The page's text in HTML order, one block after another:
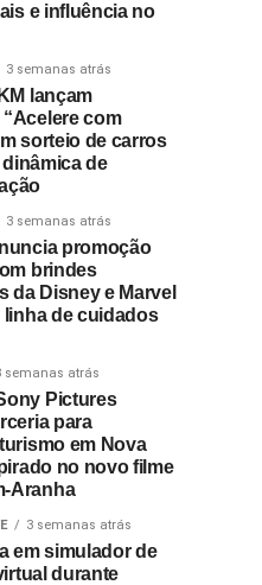
e influência no
3 semanas atrás
lançam
com
sorteio de carros
de
3 semanas atrás
promoção
brindes
da Disney e Marvel
linha de cuidados
semanas atrás
Pictures
para
em Nova
no novo filme
Aranha
3 semanas atrás
em simulador de
durante